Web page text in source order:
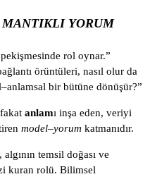
MANTIKLI YORUM
rol oynar.”
örüntüleri, nasıl olur da
bir bütüne dönüşür?”
anlamı inşa eden, veriyi
model–yorum katmanıdır.
temsil doğası ve
kuran rolü. Bilimsel